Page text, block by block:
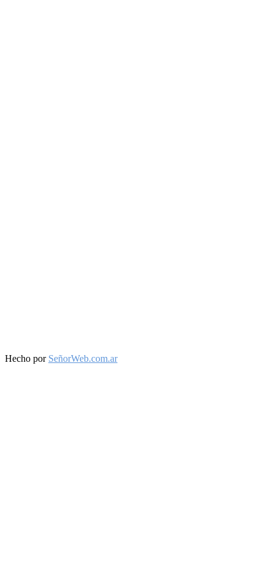
Facebook
Twitter
Instagram
Youtube
Hecho por SeñorWeb.com.ar